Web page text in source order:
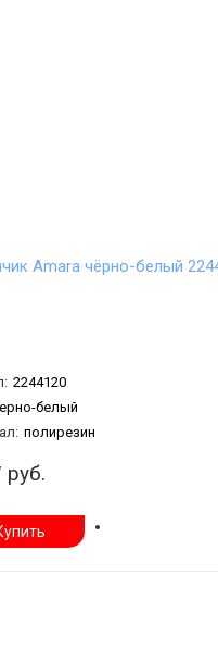
Amara чёрно-белый
2244120
белый
полирезин
руб.